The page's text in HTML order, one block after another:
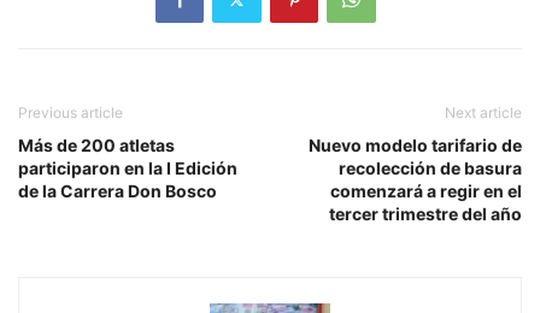
Previous article
Más de 200 atletas
participaron en la I Edición
de la Carrera Don Bosco
Next article
Nuevo modelo tarifario de
recolección de basura
comenzará a regir en el
tercer trimestre del año